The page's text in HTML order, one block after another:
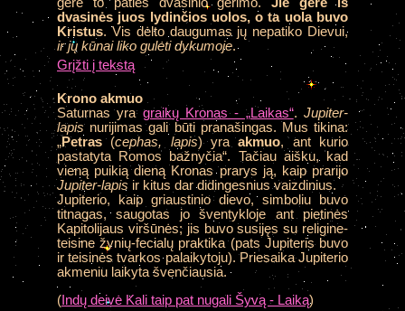
dvasinės juos lydinčios uolos, o ta uola buvo
Kristus. Vis dėlto daugumas jų nepatiko Dievui,
ir jų kūnai liko gulėti dykumoje.
Grįžti į tekstą
Krono akmuo
Saturnas yra graikų Kronas - „Laikas“.Jupiter-
lapisnurijimas gali būti pranašingas. Mus tikina:
„Petras (cephas, lapis) yraakmuo, ant kurio
pastatyta Romos bažnyčia“. Tačiau aišku, kad
vieną puikią dieną Kronas prarys ją, kaip prarijo
Jupiter-lapis ir kitus dar didingesnius vaizdinius.
Jupiterio, kaip griaustinio dievo, simboliu buvo
titnagas, saugotas jo šventykloje ant pietinės
Kapitolijaus viršūnės; jis buvo susijęs su religine-
teisine žynių-fecialų praktika (pats Jupiteris buvo
ir teisinės tvarkos palaikytoju). Priesaika Jupiterio
akmeniu laikyta švenčiausia.
( Indų deivė Kali taip pat nugali Šyvą - Laiką)